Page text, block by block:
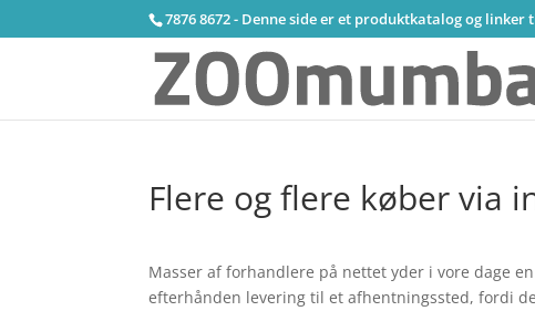
7876 8672 - Denne side er et produktkatalog og
Flere og flere køber via
Masser af forhandlere på nettet yder i vore dage
efterhånden levering til et afhentningssted, fordi